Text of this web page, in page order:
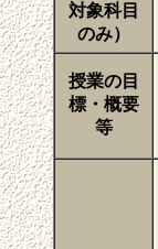
対象科目
のみ）
授業の目
標・概要
等